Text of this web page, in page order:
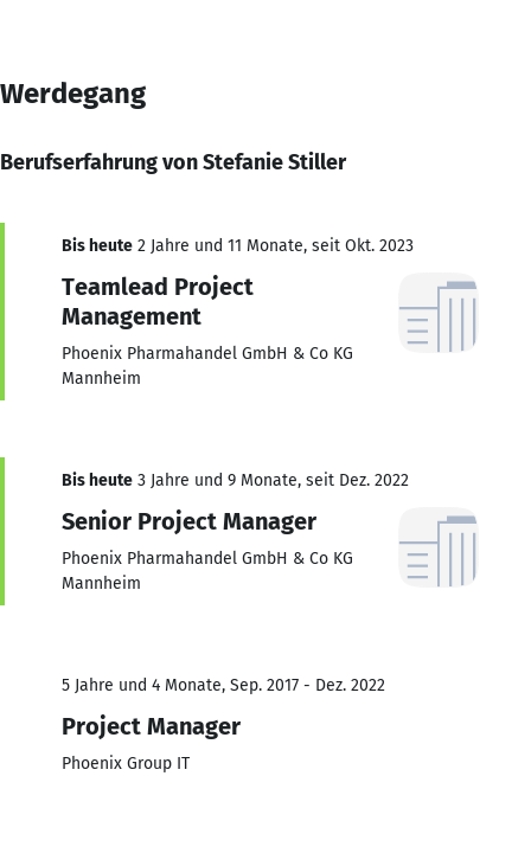
Werdegang
Berufserfahrung von Stefanie Stiller
Bis heute 2 Jahre und 11 Monate, seit Okt. 2023
Teamlead Project
Management
Phoenix Pharmahandel GmbH & Co KG
Mannheim
Bis heute 3 Jahre und 9 Monate, seit Dez. 2022
Senior Project Manager
Phoenix Pharmahandel GmbH & Co KG
Mannheim
5 Jahre und 4 Monate, Sep. 2017 - Dez. 2022
Project Manager
Phoenix Group IT